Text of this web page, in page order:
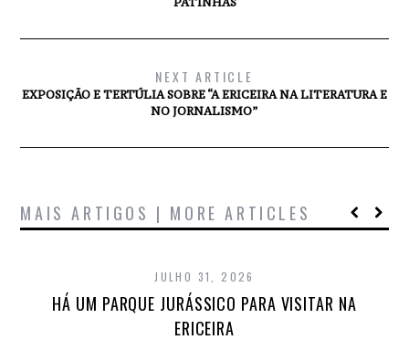
NEXT ARTICLE
EXPOSIÇÃO E TERTÚLIA SOBRE “A ERICEIRA NA LITERATURA E
NO JORNALISMO”
MAIS ARTIGOS | MORE ARTICLES
JULHO 31, 2026
HÁ UM PARQUE JURÁSSICO PARA VISITAR NA
ERICEIRA